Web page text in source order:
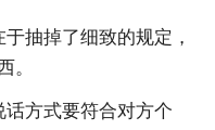
抽掉了细致的规定，
。
方式要符合对方个